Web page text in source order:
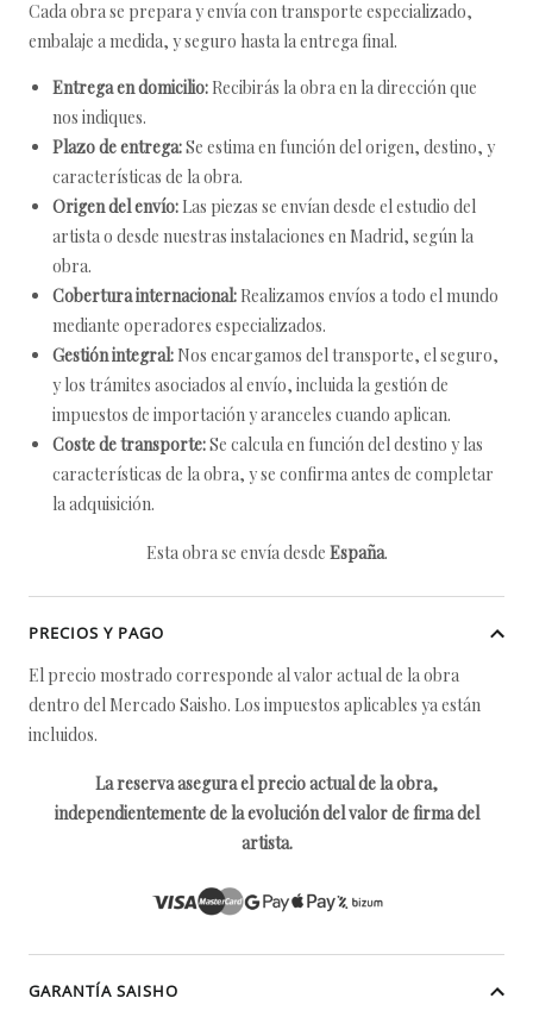
Cada obra se prepara y envía con transporte especializado,
embalaje a medida, y seguro hasta la entrega final.
Entrega en domicilio: Recibirás la obra en la dirección que
nos indiques.
Plazo de entrega:Se estima en función del origen, destino, y
características de la obra.
Origen del envío: Las piezas se envían desde el estudio del
artista o desde nuestras instalaciones en Madrid, según la
obra.
Cobertura internacional: Realizamos envíos a todo el mundo
mediante operadores especializados.
Gestión integral: Nos encargamos del transporte, el seguro,
y los trámites asociados al envío, incluida la gestión de
impuestos de importación y aranceles cuando aplican.
Coste de transporte:Se calcula en función del destino y las
características de la obra, y se confirma antes de completar
la adquisición.
Esta obra se envía desde España.
PRECIOS Y PAGO
El precio mostrado corresponde al valor actual de la obra
dentro del Mercado Saisho. Los impuestos aplicables ya están
incluidos.
La reserva asegura el precio actual de la obra,
independientemente de la evolución del valor de firma del
artista.
GARANTÍA SAISHO